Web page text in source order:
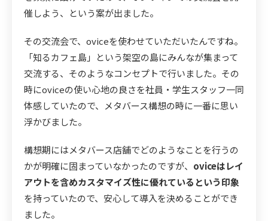
催しよう、という案が出ました。
その交流会で、oviceを使わせていただいたんですね。
「知るカフェ島」という架空の島にみんなが集まって
交流する、そのようなコンセプトで行いました。その
時にoviceの使い心地の良さを社員・学生スタッフ一同
体感していたので、メタバース構想の時に一番に思い
浮かびました。
構想期にはメタバース店舗でどのようなことを行うの
かが明確に固まっていなかったのですが、 oviceはレイ
アウトを含めカスタマイズ性に優れているという印象
を持っていたので、安心して導入を決めることができ
ました。